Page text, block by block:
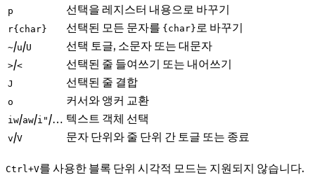
p 선택을 레지스터 내용으로 바꾸기
r{char} 선택된 모든 문자를 {char}로 바꾸기
~/u/U 선택 토글, 소문자 또는 대문자
>/< 선택된 줄 들여쓰기 또는 내어쓰기
J 선택된 줄 결합
o 커서와 앵커 교환
iw/aw/i"/… 텍스트 객체 선택
v/V 문자 단위와 줄 단위 간 토글 또는 종료
Ctrl+V를 사용한 블록 단위 시각적 모드는 지원되지 않습니다.